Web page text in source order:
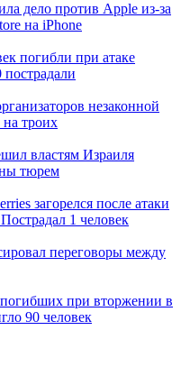
дело против Apple из-за
на iPhone
погибли при атаке
незаконной
троих
властям Израиля
тюрем
загорелся после атаки
1 человек
переговоры между
при вторжении в
90 человек